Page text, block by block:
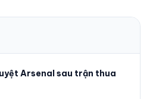
Arsenal sau trận thua